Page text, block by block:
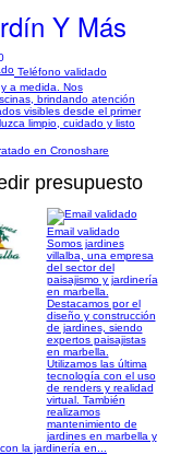
Y Más
Teléfono validado
a medida. Nos
brindando atención
visibles desde el primer
limpio, cuidado y listo
en Cronoshare
presupuesto
Email validado
Somos jardines
villalba, una empresa
del sector del
paisajismo y jardinería
en marbella.
Destacamos por el
diseño y construcción
de jardines, siendo
expertos paisajistas
en marbella.
Utilizamos las última
tecnología con el uso
de renders y realidad
virtual. También
realizamos
mantenimiento de
jardines en marbella y
la jardinería en...